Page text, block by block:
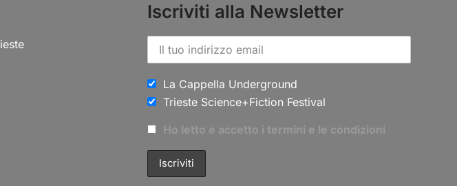
Iscriviti alla Newsletter
La Cappella Underground
Trieste Science+Fiction Festival
Ho letto e accetto i termini e le condizioni